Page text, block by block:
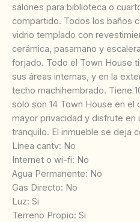
salones para biblioteca o
compartido. Todos los baños
vidrio templado con
cerámica, pasamano y
forjado. Todo el Town House
sus áreas internas, y en la
techo machihembrado. Tiene
solo son 14 Town House en el
mayor privacidad y disfrute en
tranquilo. El inmueble se deja
‌Línea cantv: No
Internet o wi-fi: No
‌Agua Permanente: No
‌Gas Directo: No
‌Luz: Si
‌Terreno Propio: Si